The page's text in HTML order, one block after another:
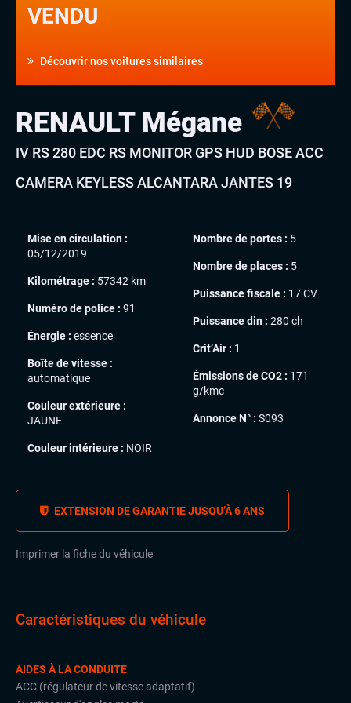
VENDU
Découvrir nos voitures similaires
RENAULT Mégane
IV RS 280 EDC RS MONITOR GPS HUD BOSE ACC
CAMERA KEYLESS ALCANTARA JANTES 19
Mise en circulation :
05/12/2019
Kilométrage : 57342 km
Numéro de police : 91
Énergie : essence
Boîte de vitesse :
automatique
Couleur extérieure :
JAUNE
Couleur intérieure : NOIR
Nombre de portes : 5
Nombre de places : 5
Puissance fiscale : 17 CV
Puissance din : 280 ch
Crit’Air : 1
Émissions de CO2 : 171
g/kmc
Annonce N° : S093
EXTENSION DE GARANTIE JUSQU’À 6 ANS
Imprimer la fiche du véhicule
Caractéristiques du véhicule
AIDES À LA CONDUITE
ACC (régulateur de vitesse adaptatif)